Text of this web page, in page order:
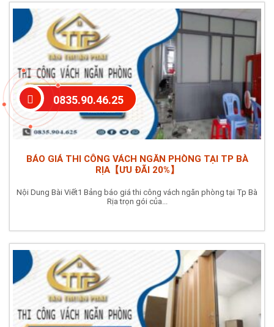
BÁO GIÁ THI CÔNG VÁCH NGĂN PHÒNG TẠI TP BÀ
RỊA【ƯU ĐÃI 20%】
Nội Dung Bài Viết1 Bảng báo giá thi công vách ngăn phòng tại Tp Bà
Rịa trọn gói của...
0835.90.46.25